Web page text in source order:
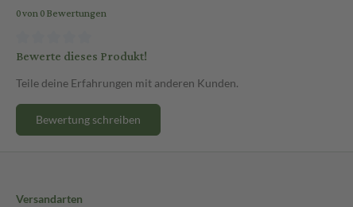
0 von 0 Bewertungen
Bewerte dieses Produkt!
Teile deine Erfahrungen mit anderen Kunden.
Bewertung schreiben
Versandarten